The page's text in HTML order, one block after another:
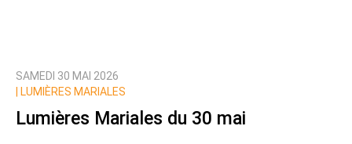
Prévenez-moi de tous les nouveaux commentaires
SAMEDI 30 MAI 2026
LUMIÈRES MARIALES
Lumières Mariales du 30 mai